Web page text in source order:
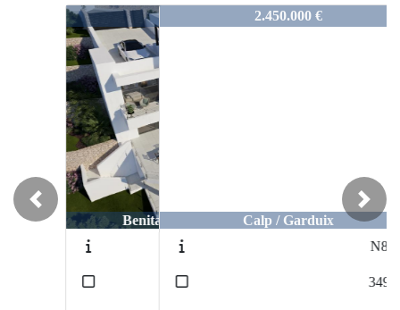
1208-TEMPOHB204_copia
Calp / Garduix
Previous Next